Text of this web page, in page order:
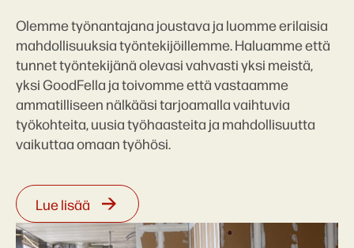
Olemme työnantajana joustava ja luomme erilaisia
mahdollisuuksia työntekijöillemme. Haluamme että
tunnet työntekijänä olevasi vahvasti yksi meistä,
yksi GoodFella ja toivomme että vastaamme
ammatilliseen nälkääsi tarjoamalla vaihtuvia
työkohteita, uusia työhaasteita ja mahdollisuutta
vaikuttaa omaan työhösi.
Lue lisää